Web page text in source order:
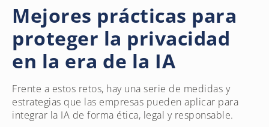
Mejores prácticas para
proteger la privacidad
en la era de la IA
Frente a estos retos, hay una serie de medidas y
estrategias que las empresas pueden aplicar para
integrar la IA de forma ética, legal y responsable.